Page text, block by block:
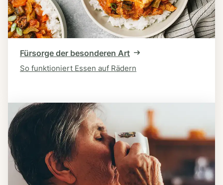
Fürsorge der besonderen Art
So funktioniert Essen auf Rädern